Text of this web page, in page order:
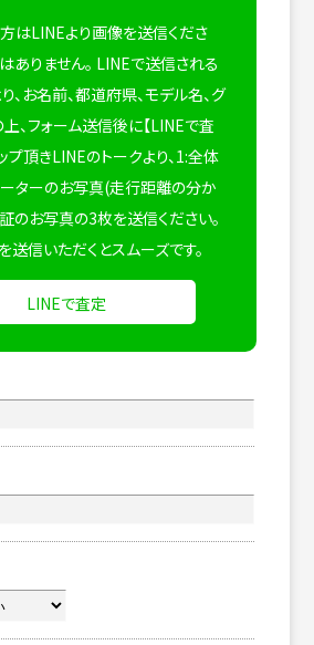
はLINEより画像を送信くださ
ありません。 LINEで送信される
、お名前、都道府県、モデル名、グ
、フォーム送信後に【LINEで査
プ頂きLINEのトークより、1:全体
ーターのお写真(走行距離の分か
のお写真の3枚を送信ください。
信いただくとスムーズです。
LINEで査定